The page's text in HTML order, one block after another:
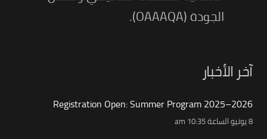
الجودة (OAAAQA).
آخر الأخبار
Registration Open: Summer Program 2025–2026
8 يونيو الساعة 10:35 am